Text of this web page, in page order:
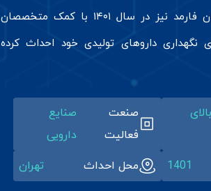
آن است. شرکت واریان فارمد نیز در سال ۱۴۰۱ با کمک متخصصان
نگهداری داروهای تولیدی خود احداث کرده
صنعت
فعالیت
صنایع
دارویی
1401 محل احداث تهران